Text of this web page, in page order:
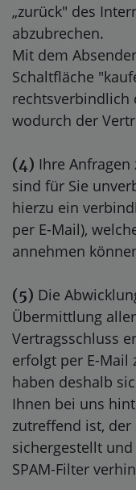
„zurück" des
abzubrechen.
Mit dem
Schaltfläche
rechtsverbindlich
wodurch der
(4) Ihre Anfragen
sind für Sie
hierzu ein
per E-Mail),
annehmen
(5) Die
Übermittlung
Vertragsschluss
erfolgt per E-Mail
haben deshalb
Ihnen bei uns
zutreffend ist, der
sichergestellt
SPAM-Filter